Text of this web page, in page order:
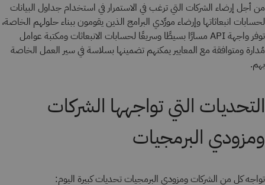
من أجل إرضاء الشركات التي ترغب في الاستمرار في استخدام جداول البيانات
لحسابات انبعاثاتها وإرضاء مورِّدي البرامج الذين يقومون ببناءحلولهم الخاصة،
توفر واجهة API مسارًا بسيطًا وسريعًا لحسابات الانبعاثات ومكتبة عوامل
مُدارة ومتوافقة مع المعايير يمكنهم تضمينها بسلاسة في سير العمل الخاصة
بهم.
التحديات التي تواجهها الشركات
ومزودي البرمجيات
تواجه كل من الشركات ومزودي البرمجيات تحديات كبيرة اليوم: